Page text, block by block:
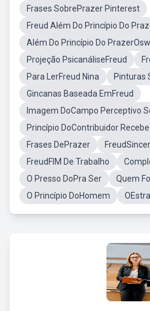
Frases SobrePrazer Pinterest
Freud Além Do Princípio Do
Além Do Princípio Do
Projeção PsicanáliseFreud
Para LerFreud Nina
Pinturas
Gincanas Baseada EmFreud
Imagem DoCampo Perceptivo
Princípio DoContribuidor
Frases DePrazer
FreudFIM De Trabalho
O Presso DoPra Ser
Quem
O Princípio DoHomem